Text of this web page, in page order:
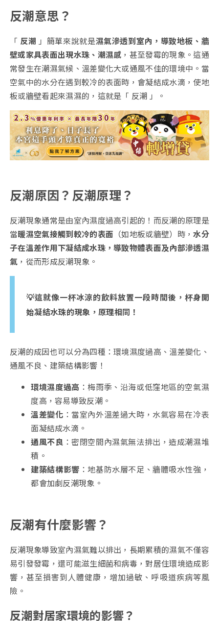
反潮意思？
「 反潮 」簡單來說就是濕氣滲透到室內，導致地板、牆
壁或家具表面出現水珠、潮濕感 ，甚至發霉的現象。這通
常發生在潮濕氣候、溫差變化大或通風不佳的環境中。當
空氣中的水分在遇到較冷的表面時，會凝結成水滴，使地
板或牆壁看起來濕濕的，這就是「 反潮 」。
反潮原因？反潮原理？
反潮現象通常是由室內濕度過高引起的！而反潮的原理是
當暖濕空氣接觸到較冷的表面 （如地板或牆壁）時，水分
子在溫差作用下凝結成水珠，導致物體表面及內部滲透濕
氣 ，從而形成反潮現象。
💡這就像一杯冰涼的飲料放置一段時間後，杯身開
始凝結水珠的現象，原理相同！
反潮的成因也可以分為四種：環境濕度過高、溫差變化、
通風不良、建築結構影響！
環境濕度過高 ：梅雨季、沿海或低窪地區的空氣濕
度高，容易導致反潮。
溫差變化 ：當室內外溫差過大時，水氣容易在冷表
面凝結成水滴。
通風不良 ：密閉空間內濕氣無法排出，造成潮濕堆
積。
建築結構影響 ：地基防水層不足、牆體吸水性強，
都會加劇反潮現象。
反潮有什麼影響？
反潮現象導致室內濕氣難以排出，長期累積的濕氣不僅容
易引發發霉，還可能滋生細菌和病毒，對居住環境造成影
響，甚至損害到人體健康，增加過敏、呼吸道疾病等風
險。
反潮對居家環境的影響？